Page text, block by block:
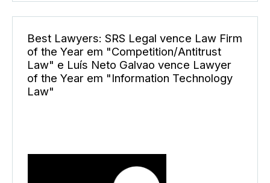
Best Lawyers: SRS Legal vence Law Firm
of the Year em "Competition/Antitrust
Law" e Luís Neto Galvao vence Lawyer
of the Year em "Information Technology
Law"